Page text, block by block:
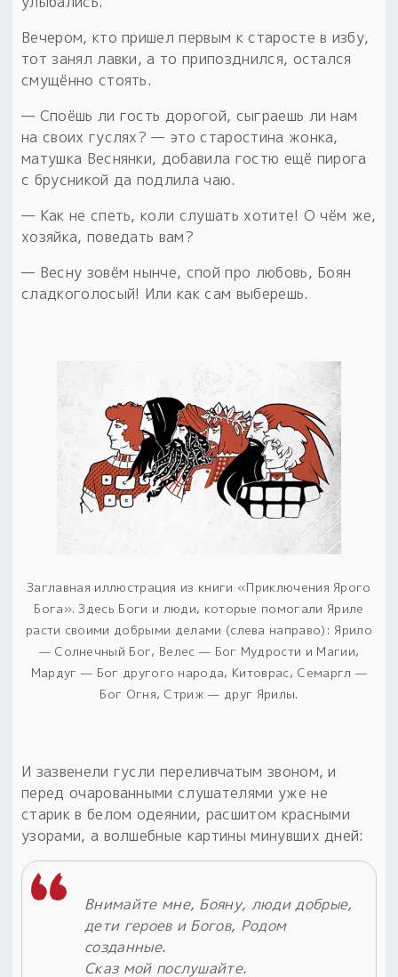
Вечером, кто пришел первым к старосте в избу,
тот занял лавки, а то припозднился, остался
смущённо стоять.
— Споёшь ли гость дорогой, сыграешь ли нам
на своих гуслях? — это старостина жонка,
матушка Веснянки, добавила гостю ещё пирога
с брусникой да подлила чаю.
— Как не спеть, коли слушать хотите! О чём же,
хозяйка, поведать вам?
— Весну зовём нынче, спой про любовь, Боян
сладкоголосый! Или как сам выберешь.
Заглавная иллюстрация из книги «Приключения Ярого
Бога». Здесь Боги и люди, которые помогали Яриле
расти своими добрыми делами (слева направо): Ярило
— Солнечный Бог, Велес — Бог Мудрости и Магии,
Мардуг — Бог другого народа, Китоврас, Семаргл —
Бог Огня, Стриж — друг Ярилы.
И зазвенели гусли переливчатым звоном, и
перед очарованными слушателями уже не
старик в белом одеянии, расшитом красными
узорами, а волшебные картины минувших дней:
Внимайте мне, Бояну, люди добрые,
дети героев и Богов, Родом
созданные.
Сказ мой послушайте.